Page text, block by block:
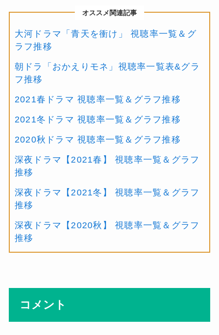
オススメ関連記事
大河ドラマ「青天を衝け」 視聴率一覧＆グ
ラフ推移
朝ドラ「おかえりモネ」視聴率一覧表&グラ
フ推移
2021春ドラマ 視聴率一覧＆グラフ推移
2021冬ドラマ 視聴率一覧＆グラフ推移
2020秋ドラマ 視聴率一覧＆グラフ推移
深夜ドラマ【2021春】 視聴率一覧＆グラフ
推移
深夜ドラマ【2021冬】 視聴率一覧＆グラフ
推移
深夜ドラマ【2020秋】 視聴率一覧＆グラフ
推移
コメント